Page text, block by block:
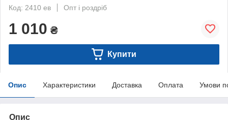
Код: 2410 ев
Опт і роздріб
1 010 ₴
Купити
Опис Характеристики Доставка Оплата Умови
Опис